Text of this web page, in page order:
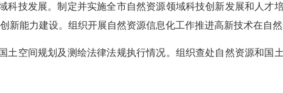
技发展。制定并实施全市自然资源领域科技创新发展和人才
新能力建设。组织开展自然资源信息化工作推进高新技术在自然
空间规划及测绘法律法规执行情况。组织查处自然资源和国